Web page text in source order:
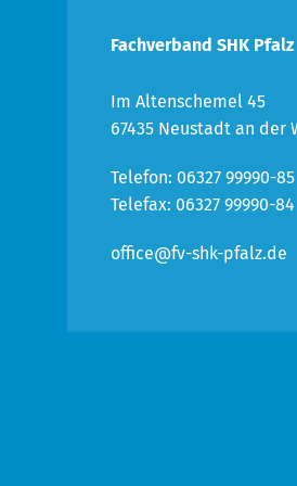
Fachverband SHK Pfalz
Im Altenschemel 45
67435 Neustadt an der
Telefon: 06327 99990-85
Telefax: 06327 99990-84
office@fv-shk-pfalz.de